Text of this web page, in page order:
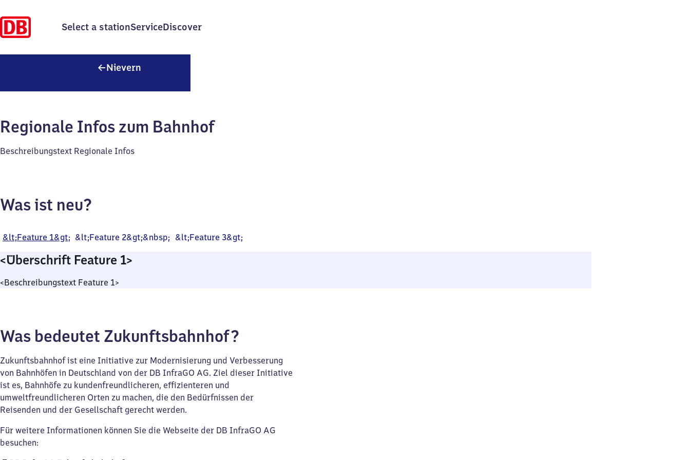
Select a stationServiceDiscover
Nievern
Regionale Infos zum Bahnhof
Beschreibungstext Regionale Infos
Was ist neu?
&lt;Feature 1&gt; &lt;Feature 2&gt;&nbsp; &lt;Feature 3&gt;
<Überschrift Feature 1>
<Beschreibungstext Feature 1>
Was bedeutet Zukunftsbahnhof?
Zukunftsbahnhof ist eine Initiative zur Modernisierung und Verbesserung
von Bahnhöfen in Deutschland von der DB InfraGO AG. Ziel dieser Initiative
ist es, Bahnhöfe zu kundenfreundlicheren, effizienteren und
umweltfreundlicheren Orten zu machen, die den Bedürfnissen der
Reisenden und der Gesellschaft gerecht werden.
Für weitere Informationen können Sie die Webseite der DB InfraGO AG
besuchen: